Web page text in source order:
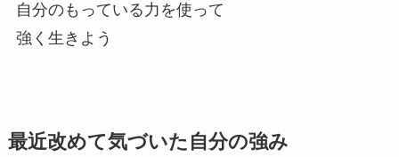
自分のもっている力を使って
強く生きよう
最近改めて気づいた自分の強み